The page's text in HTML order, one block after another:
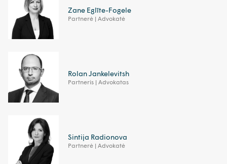
Zane Eglīte-Fogele
Partnerė | Advokatė
Rolan Jankelevitsh
Partneris | Advokatas
Sintija Radionova
Partnerė | Advokatė